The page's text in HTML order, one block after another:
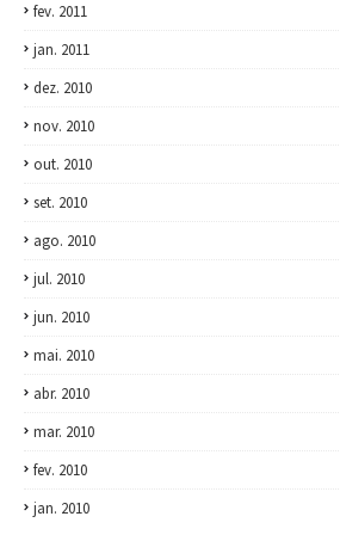
fev. 2011
jan. 2011
dez. 2010
nov. 2010
out. 2010
set. 2010
ago. 2010
jul. 2010
jun. 2010
mai. 2010
abr. 2010
mar. 2010
fev. 2010
jan. 2010